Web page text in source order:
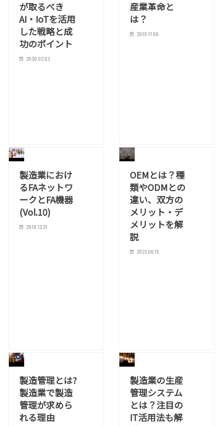
が取るべき
AI・IoTを活用
した戦略と成
功のポイント
2020.02.03
産業革命と
は？
2019.11.06
製造業におけ
るFAネットワ
ークとFA機器
(Vol.10)
2018.12.21
OEMとは？種
類やODMとの
違い、双方の
メリット・デ
メリットを解
説
2022.06.15
製造管理とは?
製造業で製造
管理が求めら
れる理由
製造業の生産
管理システム
とは？注目の
IT活用法も解